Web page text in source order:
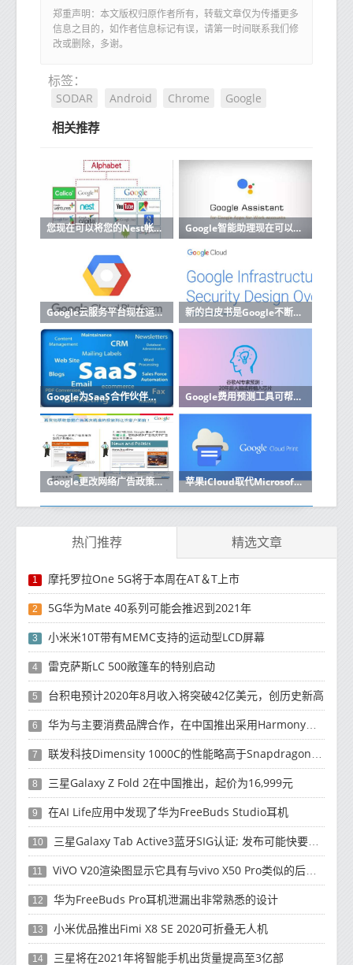
郑重声明：本文版权归原作者所有，转载文章仅为传播更多
信息之目的，如作者信息标记有误，请第一时间联系我们修
改或删除，多谢。
标签：
SODAR Android Chrome Google
相关推荐
您现在可以将您的Nest帐户迁移到Google帐户 Google智能助理现在可以阅读和回复来自更多应用的消息
Google云服务平台现在运行内部部署 新的白皮书是Google不断努力使其云计算运营更加透明的一部分
Google为SaaS合作伙伴启动了新的云计划 Google费用预测工具可帮助企业改善预算云成本
Google更改网络广告政策以符合欧盟的GDPR 苹果iCloud取代Microsoft Azure缺席Google Cloud
热门推荐 精选文章
1 摩托罗拉One 5G将于本周在AT＆T上市
2 5G华为Mate 40系列可能会推迟到2021年
3 小米米10T带有MEMC支持的运动型LCD屏幕
4 雷克萨斯LC 500敞篷车的特别启动
5 台积电预计2020年8月收入将突破42亿美元，创历史新高
6 华为与主要消费品牌合作，在中国推出采用HarmonyOS 2.0的智能家居产品
7 联发科技Dimensity 1000C的性能略高于Snapdragon 765G
8 三星Galaxy Z Fold 2在中国推出，起价为16,999元
9 在AI Life应用中发现了华为FreeBuds Studio耳机
10 三星Galaxy Tab Active3蓝牙SIG认证; 发布可能快要结束了
11 ViVO V20渲染图显示它具有与vivo X50 Pro类似的后部设计
12 华为FreeBuds Pro耳机泄漏出非常熟悉的设计
13 小米优品推出Fimi X8 SE 2020可折叠无人机
14 三星将在2021年将智能手机出货量提高至3亿部